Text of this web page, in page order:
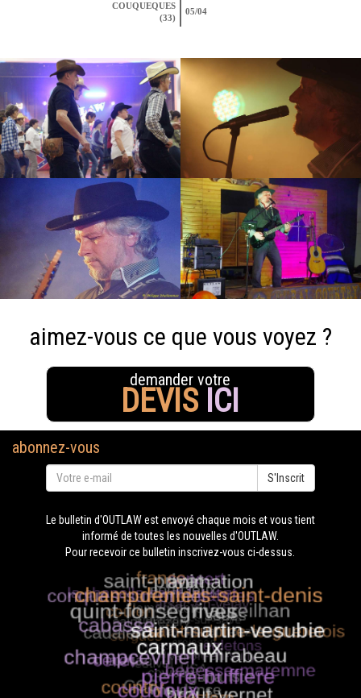
COUQUEQUES
(33)
05/04
aimez-vous ce que vous voyez ?
demander votre
DEVIS ICI
abonnez-vous
S'Inscrit
Le bulletin d'OUTLAW est envoyé chaque mois et vous tient
informé de toutes les nouvelles d'OUTLAW.
Pour recevoir ce bulletin inscrivez-vous ci-dessus.